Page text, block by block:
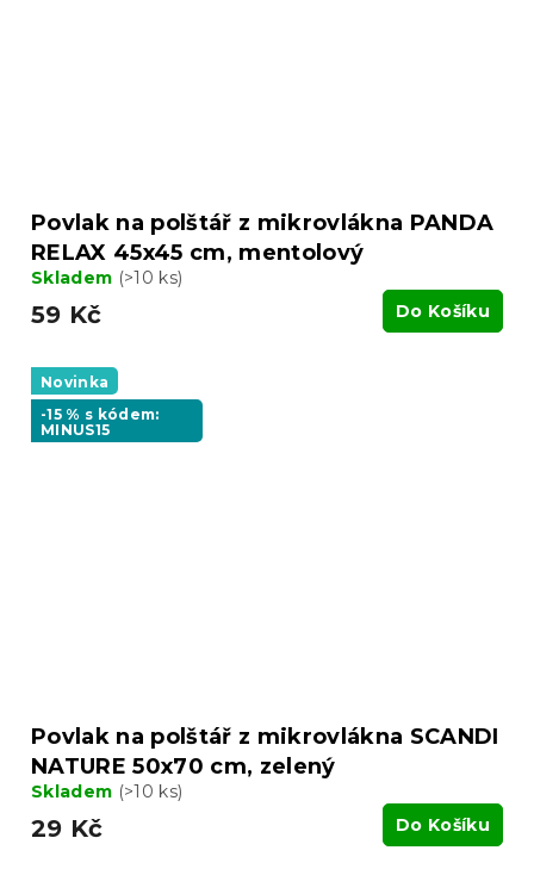
Povlak na polštář z mikrovlákna PANDA
RELAX 45x45 cm, mentolový
Skladem (>10 ks)
59 Kč Do Košíku
Novinka
-15 % s kódem:
MINUS15
Povlak na polštář z mikrovlákna SCANDI
NATURE 50x70 cm, zelený
Skladem (>10 ks)
29 Kč Do Košíku